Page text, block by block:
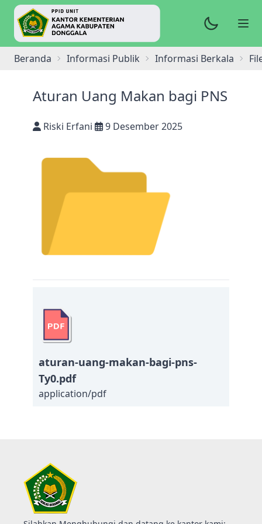
Beranda Informasi Publik Informasi Berkala
Aturan Uang Makan bagi PNS
Riski Erfani 9 Desember 2025
aturan-uang-makan-bagi-pns-
Ty0.pdf
application/pdf